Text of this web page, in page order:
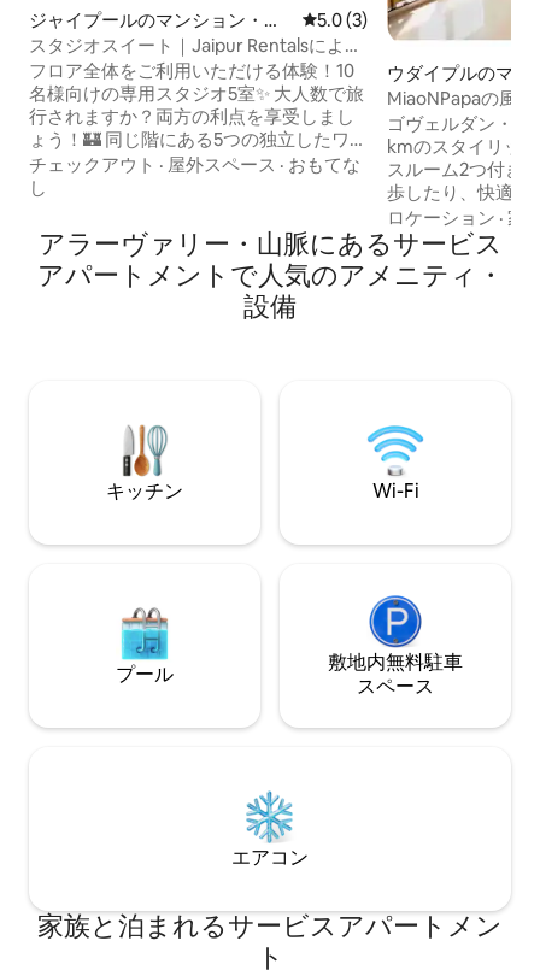
ジャイプールのマンション・ア
パート
レビュー3件、5つ星中5.0つ
5.0 (3)
スタジオスイート｜Jaipur Rentalsによる
プライベートで豪華な宿泊施設。
フロア全体をご利用いただける体験！10
名様向けの専用スタジオ5室✨ 大人数で旅
行されますか？両方の利点を享受しまし
ょう！🏰 同じ階にある5つの独立したワン
ルームマンションを予約しましょう。お
友達やご家族と一緒に滞在しながら、
バスルームをお楽しみください。「怪し
げな」ホテルの雰囲気はありません。清
潔で安全な贅沢な空間です！🛡️❤️ ✅ 完全
なプライバシー：ベッド5台、バスルーム
5室、ミニキッチン5室。 ✅ 至福のグルメ
料清掃とデンタルキット。🧼
チェックアウト · 屋外スペース · おもてな
し
ウダイプルのマン
アパート
MiaoNPapaの風
寝室豪華フラット
ゴヴェルダン・サ
kmのスタイリッ
スルーム2つ付き
歩したり、快適な
らコーヒーを飲
必要ですか？ 2つのワークステーションと
100 MbpsのAirtel
すので、ボスモ
リラックス、スリ
な組み合わせです
ロケーション ·家
アラーヴァリー・山脈にあるサービス
アパートメントで人気のアメニティ・
設備
キッチン Wi-Fi
プール
敷地内無料駐⁠車
ス⁠ペ⁠ー⁠ス
エアコン
家族と泊まれるサービスアパートメン
ト